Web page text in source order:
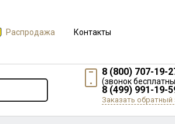
Распродажа Контакты
8 (800) 707-19-
(звонок
8 (499) 991-19-
Заказать обратный